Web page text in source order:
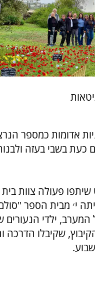
אדומות כמספר
כעת בשבי בעזה
פעולה צוות
י׳ מבית הספר
המערב, ילדי הנעורים
שקיבלו הדרכה